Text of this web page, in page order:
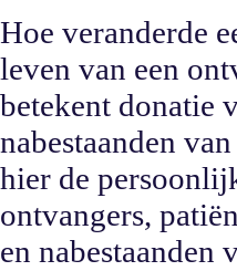
Hoe veranderde
leven van een
betekent donatie
nabestaanden
hier de
ontvangers,
en nabestaanden